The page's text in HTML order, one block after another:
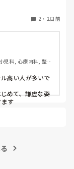
ペ室経験しかな
。
ぱいです。
2 ・ 2日前
児科, 心療内科, 整形
の他の科, ママナー
科, 一般病院, 慢性
高い人が多いで
めて、謙虚な姿
す